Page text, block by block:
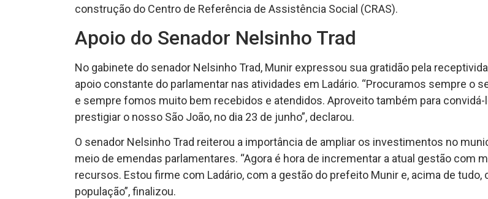
construção do Centro de Referência de Assistência Social (CRAS).
Apoio do Senador Nelsinho Trad
No gabinete do senador Nelsinho Trad, Munir expressou sua gratidão pela
apoio constante do parlamentar nas atividades em Ladário. “Procuramos sempre o
e sempre fomos muito bem recebidos e atendidos. Aproveito também para convidá-
prestigiar o nosso São João, no dia 23 de junho”, declarou.
O senador Nelsinho Trad reiterou a importância de ampliar os investimentos no
meio de emendas parlamentares. “Agora é hora de incrementar a atual gestão com
recursos. Estou firme com Ladário, com a gestão do prefeito Munir e, acima de tudo,
população”, finalizou.